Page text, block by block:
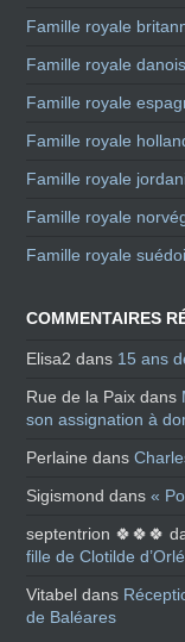
Famille royale
Famille royale
Famille royale
Famille royale
Famille royale
Famille royale
Famille royale
COMMENTAIRES
Elisa2 dans 15 ans
Rue de la Paix dans
son assignation à
Perlaine dans
Sigismond dans«
septentrion 🍀🍀🍀
fille de Clotilde
Vitabel dans
de Baléares